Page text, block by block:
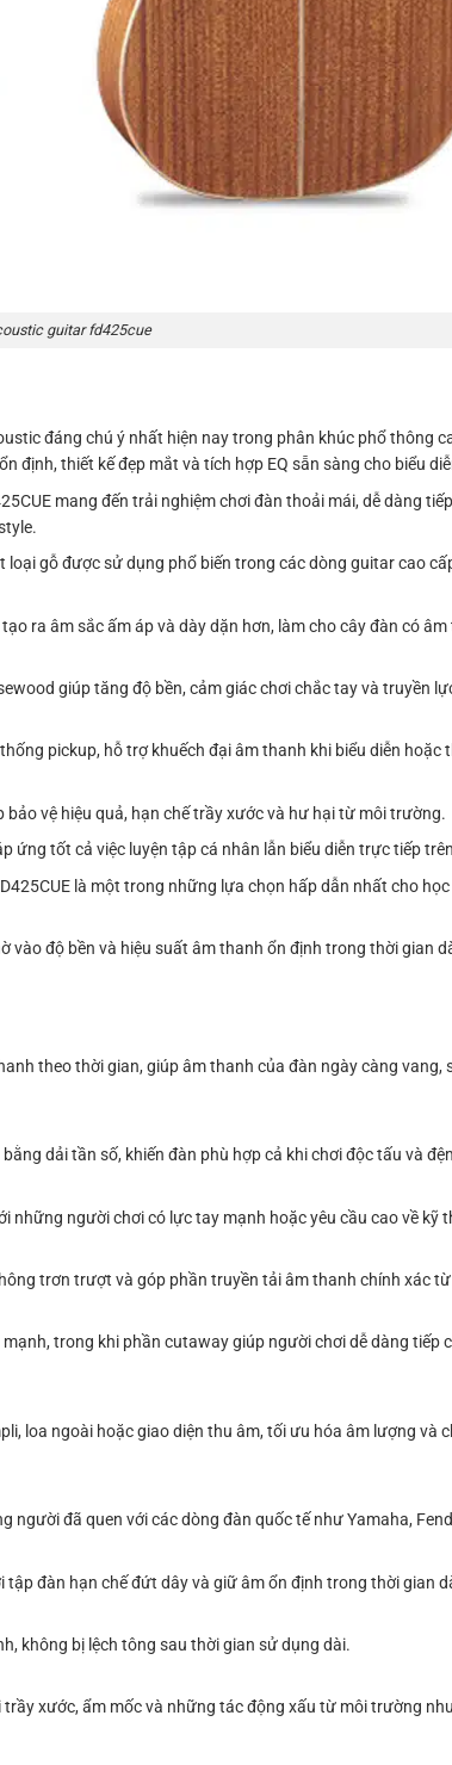
guitar fd425cue
đáng chú ý nhất hiện nay trong phân khúc phổ thông
định, thiết kế đẹp mắt và tích hợp EQ sẵn sàng cho biểu
mang đến trải nghiệm chơi đàn thoải mái, dễ dàng
gỗ được sử dụng phổ biến trong các dòng guitar cao
ra âm sắc ấm áp và dày dặn hơn, làm cho cây đàn có
giúp tăng độ bền, cảm giác chơi chắc tay và truyền
pickup, hỗ trợ khuếch đại âm thanh khi biểu diễn hoặc
vệ hiệu quả, hạn chế trầy xước và hư hại từ môi trường.
tốt cả việc luyện tập cá nhân lẫn biểu diễn trực tiếp
là một trong những lựa chọn hấp dẫn nhất cho
độ bền và hiệu suất âm thanh ổn định trong thời gian
theo thời gian, giúp âm thanh của đàn ngày càng vang,
dải tần số, khiến đàn phù hợp cả khi chơi độc tấu và
những người chơi có lực tay mạnh hoặc yêu cầu cao về kỹ
trơn trượt và góp phần truyền tải âm thanh chính xác
trong khi phần cutaway giúp người chơi dễ dàng tiếp
loa ngoài hoặc giao diện thu âm, tối ưu hóa âm lượng và
đã quen với các dòng đàn quốc tế như Yamaha,
tập đàn hạn chế đứt dây và giữ âm ổn định trong thời gian
không bị lệch tông sau thời gian sử dụng dài.
xước, ẩm mốc và những tác động xấu từ môi trường